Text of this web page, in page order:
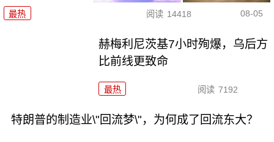
最热 阅读 14418 08-05
赫梅利尼茨基7小时殉爆，乌后方
比前线更致命
最热 阅读 7192
特朗普的制造业\"回流梦\"，为何成了回流东大？